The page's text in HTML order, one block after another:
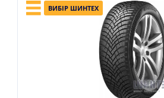
ВИБІР ШИНТЕХ